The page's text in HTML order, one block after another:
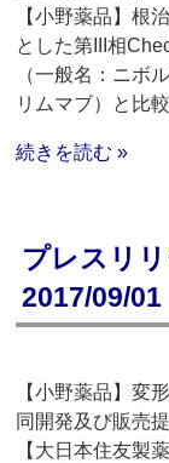
【小野薬品】根
とした第III相
（一般名：ニボ
リムマブ）と比
続きを読む »
プレスリ
2017/09/01
【小野薬品】変
同開発及び販売
【大日本住友製